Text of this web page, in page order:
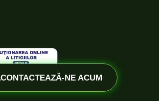
CONTACTEAZĂ-NE ACUM